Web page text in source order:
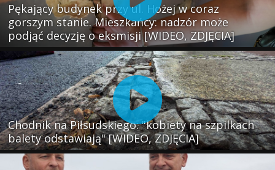
Pękający budynek przy ul. Hożej w coraz
gorszym stanie. Mieszkańcy: nadzór może
podjąć decyzję o eksmisji [WIDEO, ZDJĘCIA]
Chodnik na Piłsudskiego: "kobiety na szpilkach
balety odstawiają" [WIDEO, ZDJĘCIA]